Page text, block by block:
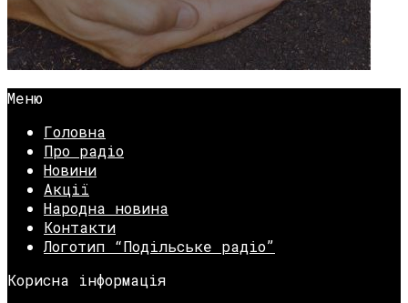
Меню
Головна
Про радіо
Новини
Акції
Народна новина
Контакти
Логотип “Подільське радіо”
Корисна інформація